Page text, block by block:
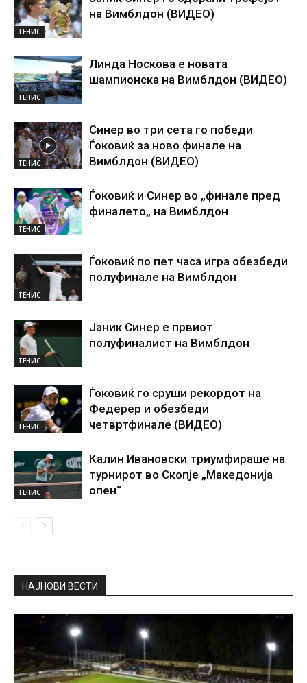
ТЕНИС
на Вимблдон (ВИДЕО)
ТЕНИС
Линда Носкова е новата
шампионска на Вимблдон (ВИДЕО)
ТЕНИС
Синер во три сета го победи
Ѓоковиќ за ново финале на
Вимблдон (ВИДЕО)
ТЕНИС
Ѓоковиќ и Синер во „финале пред
финалето„ на Вимблдон
ТЕНИС
Ѓоковиќ по пет часа игра обезбеди
полуфинале на Вимблдон
ТЕНИС
Јаник Синер е првиот
полуфиналист на Вимблдон
ТЕНИС
Ѓоковиќ го сруши рекордот на
Федерер и обезбеди
четвртфинале (ВИДЕО)
ТЕНИС
Калин Ивановски триумфираше на
турнирот во Скопје „Македонија
опен“
НАЈНОВИ ВЕСТИ